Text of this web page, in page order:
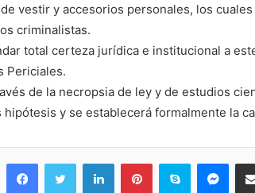
vestir y accesorios personales, los
criminalistas.
total certeza jurídica e institucional a
Periciales.
de la necropsia de ley y de estudios
hipótesis y se establecerá formalmente la
FacebookTwitter LinkedInPinterestSkype